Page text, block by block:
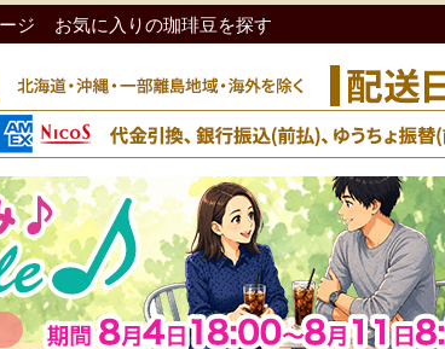
ジ お気に入りの珈琲豆を探す